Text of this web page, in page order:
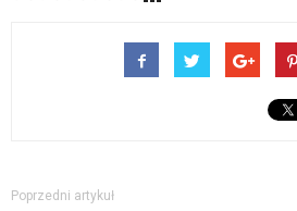
Poprzedni artykuł